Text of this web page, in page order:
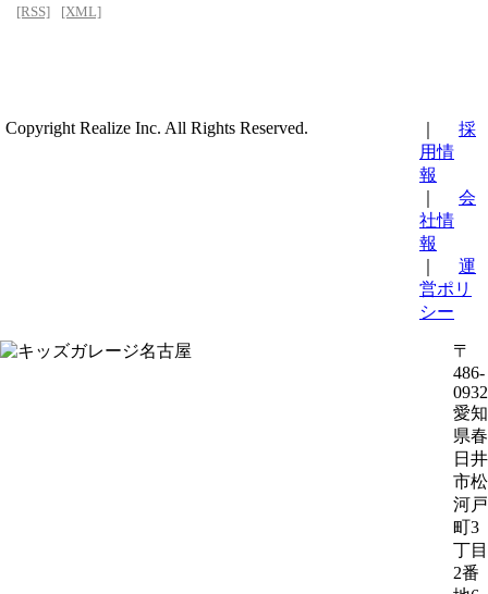
[RSS] [XML]
Copyright Realize Inc. All Rights Reserved.
採
用情
報
会
社情
報
運
営ポリ
シー
〒
486-
0932
愛知
県春
日井
市松
河戸
町3
丁目
2番